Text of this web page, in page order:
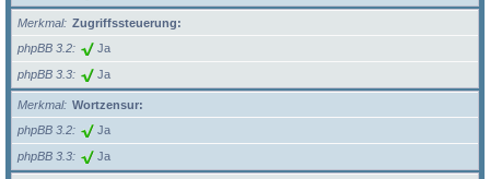
Merkmal
Zugriffssteuerung:
phpBB 3.2
Ja
phpBB 3.3 Ja
Merkmal
Wortzensur:
phpBB 3.2
Ja
phpBB 3.3 Ja